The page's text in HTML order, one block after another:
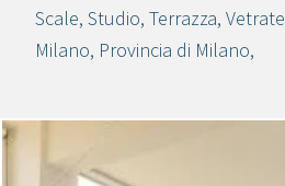
Scale, Studio, Terrazza, Vetrate
Milano, Provincia di Milano,